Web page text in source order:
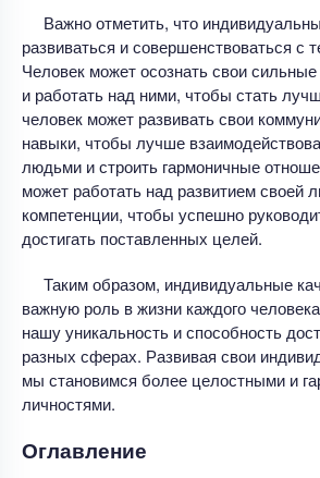
Важно отметить, что
развиваться и совершенствоваться с
Человек может осознать свои
и работать над ними, чтобы стать
человек может развивать свои
навыки, чтобы лучше
людьми и строить гармоничные
может работать над развитием своей
компетенции, чтобы успешно
достигать поставленных целей.
Таким образом, индивидуальные
важную роль в жизни каждого
нашу уникальность и способность
разных сферах. Развивая свои
мы становимся более целостными и
личностями.
Оглавление